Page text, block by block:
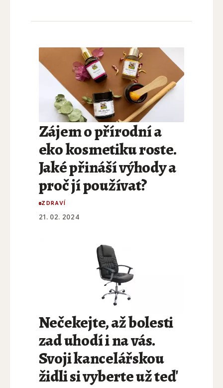
Zájem o přírodní a
eko kosmetiku roste.
Jaké přináší výhody a
proč jí používat?
ZDRAVÍ
21. 02. 2024
Nečekejte, až bolesti
zad uhodí i na vás.
Svoji kancelářskou
židli si vyberte už teď